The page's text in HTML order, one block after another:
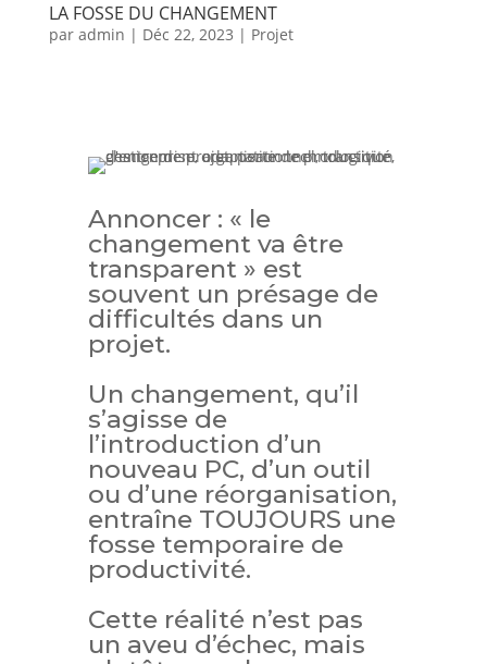
LA FOSSE DU CHANGEMENT
par admin | Déc 22, 2023 | Projet
Annoncer : « le
changement va être
transparent » est
souvent un présage de
difficultés dans un
projet.
Un changement, qu’il
s’agisse de
l’introduction d’un
nouveau PC, d’un outil
ou d’une réorganisation,
entraîne TOUJOURS une
fosse temporaire de
productivité.
Cette réalité n’est pas
un aveu d’échec, mais